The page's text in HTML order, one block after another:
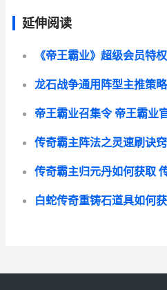
延伸阅读
《帝王霸业》超级会员特
龙石战争通用阵型主推策
帝王霸业召集令 帝王霸业
传奇霸主归元丹如何获取
白蛇传奇重铸石道具如何